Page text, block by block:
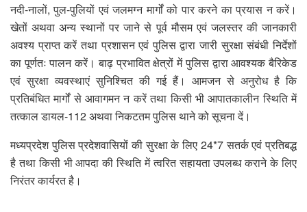
नदी-नालों, पुल-पुलियों एवं जलमग्न मार्गों को पार करने का प्रयास न करें।
खेतों अथवा अन्य स्थानों पर जाने से पूर्व मौसम एवं जलस्तर की जानकारी
अवश्य प्राप्त करें तथा प्रशासन एवं पुलिस द्वारा जारी सुरक्षा संबंधी निर्देशों
का पूर्णतः पालन करें। बाढ़ प्रभावित क्षेत्रों में पुलिस द्वारा आवश्यक बैरिकेड
एवं सुरक्षा व्यवस्थाएं सुनिश्चित की गई हैं। आमजन से अनुरोध है कि
प्रतिबंधित मार्गों से आवागमन न करें तथा किसी भी आपातकालीन स्थिति में
तत्काल डायल-112 अथवा निकटतम पुलिस थाने को सूचना दें।
मध्यप्रदेश पुलिस प्रदेशवासियों की सुरक्षा के लिए 24*7 सतर्क एवं प्रतिबद्ध
है तथा किसी भी आपदा की स्थिति में त्वरित सहायता उपलब्ध कराने के लिए
निरंतर कार्यरत है।